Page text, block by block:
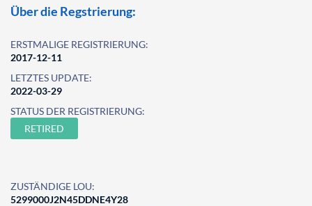
Über die Regstrierung:
ERSTMALIGE REGISTRIERUNG:
2017-12-11
LETZTES UPDATE:
2022-03-29
STATUS DER REGISTRIERUNG:
RETIRED
ZUSTÄNDIGE LOU:
5299000J2N45DDNE4Y28